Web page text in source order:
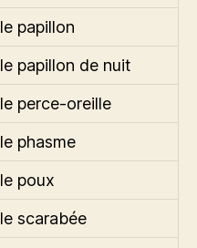
le papillon
le papillon de nuit
le perce-oreille
le phasme
le poux
le scarabée